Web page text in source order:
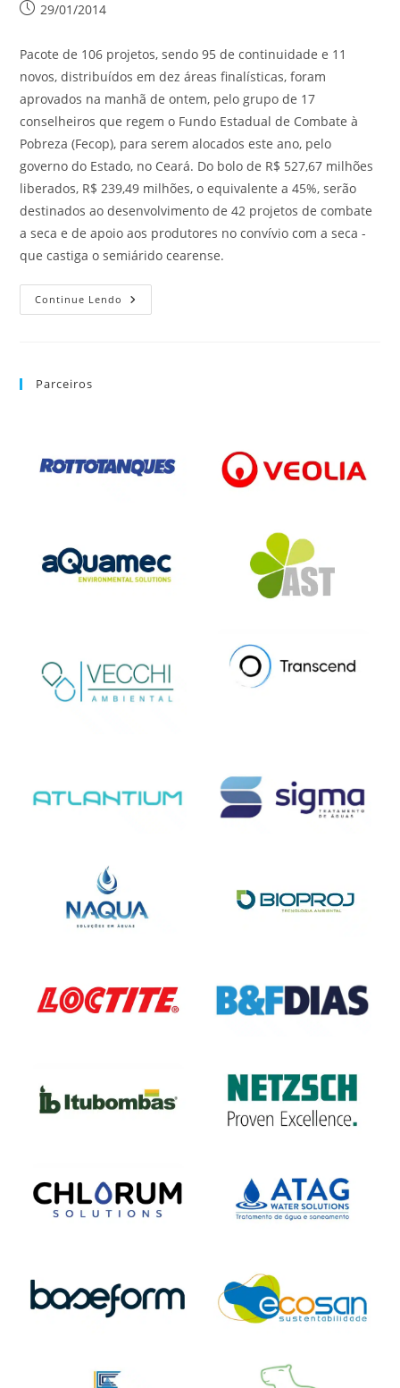
29/01/2014
Pacote de 106 projetos, sendo 95 de continuidade e 11
novos, distribuídos em dez áreas finalísticas, foram
aprovados na manhã de ontem, pelo grupo de 17
conselheiros que regem o Fundo Estadual de Combate à
Pobreza (Fecop), para serem alocados este ano, pelo
governo do Estado, no Ceará. Do bolo de R$ 527,67 milhões
liberados, R$ 239,49 milhões, o equivalente a 45%, serão
destinados ao desenvolvimento de 42 projetos de combate
a seca e de apoio aos produtores no convívio com a seca -
que castiga o semiárido cearense.
Continue Lendo
Parceiros